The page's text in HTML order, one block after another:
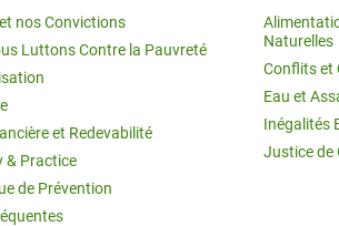
nos Convictions
Luttons Contre la Pauvreté
et Redevabilité
& Practice
de Prévention
Naturelles
Conflits et
Eau et
Inégalités
Justice de